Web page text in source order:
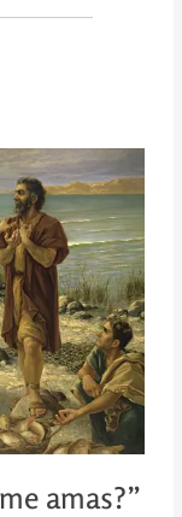
amas?”